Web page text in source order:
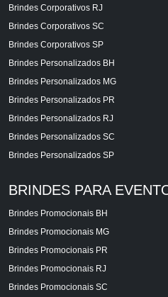
Brindes Corporativos RJ
Brindes Corporativos SC
Brindes Corporativos SP
Brindes Personalizados BH
Brindes Personalizados MG
Brindes Personalizados PR
Brindes Personalizados RJ
Brindes Personalizados SC
Brindes Personalizados SP
BRINDES PARA
Brindes Promocionais BH
Brindes Promocionais MG
Brindes Promocionais PR
Brindes Promocionais RJ
Brindes Promocionais SC